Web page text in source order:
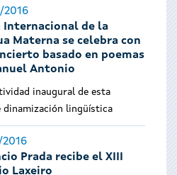
Internacional de la
Materna se celebra con
basado en poemas
Antonio
inaugural de esta
dinamización lingüística
Prada recibe el XIII
Laxeiro